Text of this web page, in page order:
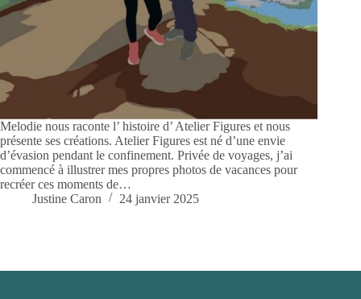
Melodie nous raconte l’ histoire d’ Atelier Figures et nous
présente ses créations. Atelier Figures est né d’une envie
d’évasion pendant le confinement. Privée de voyages, j’ai
commencé à illustrer mes propres photos de vacances pour
recréer ces moments de…
Justine Caron
24 janvier 2025